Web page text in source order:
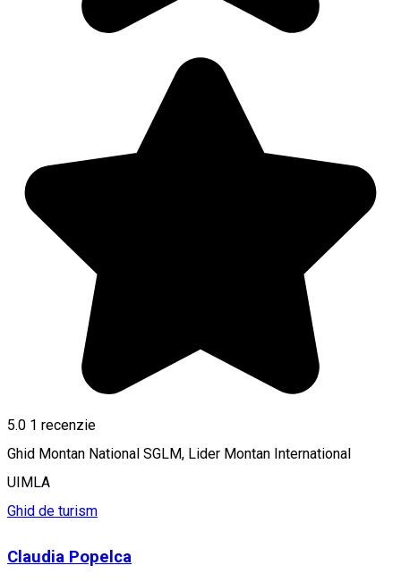
5.0 1 recenzie
Ghid Montan National SGLM, Lider Montan International
UIMLA
Ghid de turism
Claudia Popelca